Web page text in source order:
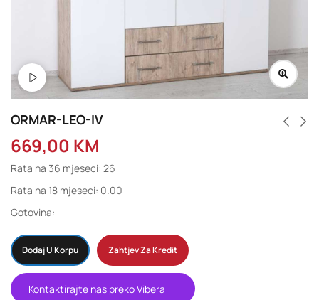
ORMAR-LEO-IV
669,00 KM
Rata na 36 mjeseci: 26
Rata na 18 mjeseci: 0.00
Gotovina:
Dodaj U Korpu Zahtjev Za Kredit
Kontaktirajte nas preko Vibera